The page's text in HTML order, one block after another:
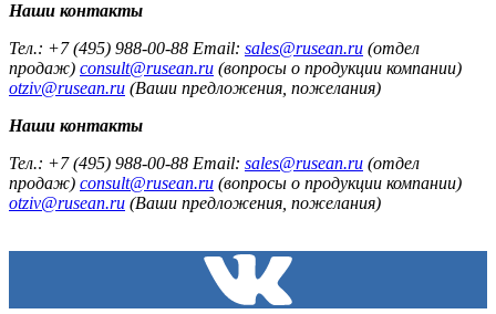
Наши контакты
Тел.: +7 (495) 988-00-88 Email: sales@rusean.ru (отдел
продаж) consult@rusean.ru (вопросы о продукции компании)
otziv@rusean.ru (Ваши предложения, пожелания)
Наши контакты
Тел.: +7 (495) 988-00-88 Email: sales@rusean.ru (отдел
продаж) consult@rusean.ru (вопросы о продукции компании)
otziv@rusean.ru (Ваши предложения, пожелания)